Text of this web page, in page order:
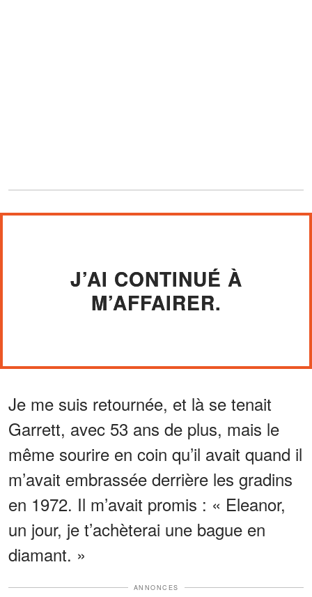
J’AI CONTINUÉ À
M’AFFAIRER.
Je me suis retournée, et là se tenait
Garrett, avec 53 ans de plus, mais le
même sourire en coin qu’il avait quand il
m’avait embrassée derrière les gradins
en 1972. Il m’avait promis : « Eleanor,
un jour, je t’achèterai une bague en
diamant. »
ANNONCES